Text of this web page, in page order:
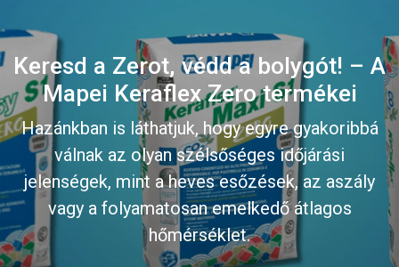
Keresd a Zerot, védd a bolygót! – A
Mapei Keraflex Zero termékei
Hazánkban is láthatjuk, hogy egyre gyakoribbá
válnak az olyan szélsőséges időjárási
jelenségek, mint a heves esőzések, az aszály
vagy a folyamatosan emelkedő átlagos
hőmérséklet.